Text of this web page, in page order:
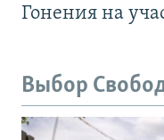
Гонения на
Выбор